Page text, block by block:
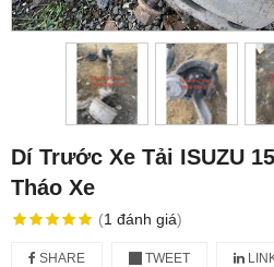
Dí Trước Xe Tải ISUZU
Tháo Xe
(1 đánh giá)
SHARE TWEET